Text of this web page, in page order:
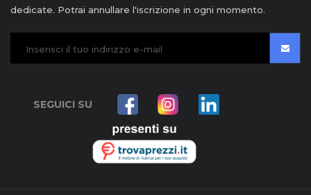
dedicate. Potrai annullare l'iscrizione in ogni momento.
SEGUICI SU